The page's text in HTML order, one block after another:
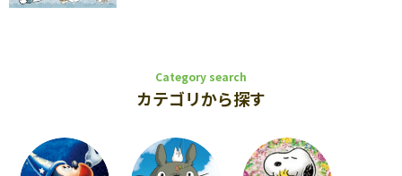
Category search
カテゴリから探す